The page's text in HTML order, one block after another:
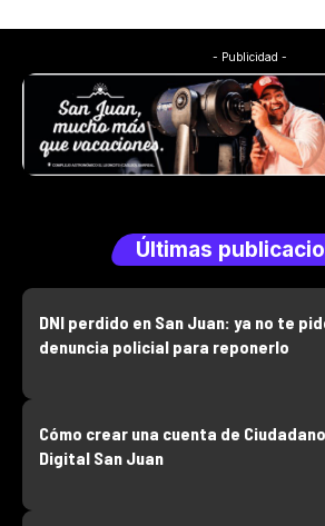
- Publicidad -
Últimas
DNI perdido en San Juan: ya no te
denuncia policial para reponerlo
Cómo crear una cuenta de Ciudadano
Digital San Juan